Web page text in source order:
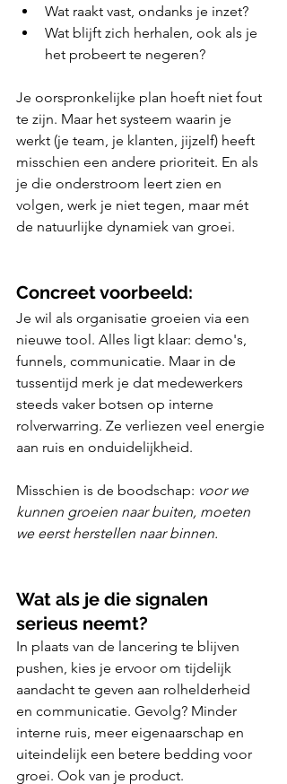
Wat raakt vast, ondanks je inzet?
Wat blijft zich herhalen, ook als je
het probeert te negeren?
Je oorspronkelijke plan hoeft niet fout
te zijn. Maar het systeem waarin je
werkt (je team, je klanten, jijzelf) heeft
misschien een andere prioriteit. En als
je die onderstroom leert zien en
volgen, werk je niet tegen, maar mét
de natuurlijke dynamiek van groei.
Concreet voorbeeld:
Je wil als organisatie groeien via een
nieuwe tool. Alles ligt klaar: demo's,
funnels, communicatie. Maar in de
tussentijd merk je dat medewerkers
steeds vaker botsen op interne
rolverwarring. Ze verliezen veel energie
aan ruis en onduidelijkheid.
Misschien is de boodschap: voor we
kunnen groeien naar buiten, moeten
we eerst herstellen naar binnen.
Wat als je die signalen
serieus neemt?
In plaats van de lancering te blijven
pushen, kies je ervoor om tijdelijk
aandacht te geven aan rolhelderheid
en communicatie. Gevolg? Minder
interne ruis, meer eigenaarschap en
uiteindelijk een betere bedding voor
groei. Ook van je product.